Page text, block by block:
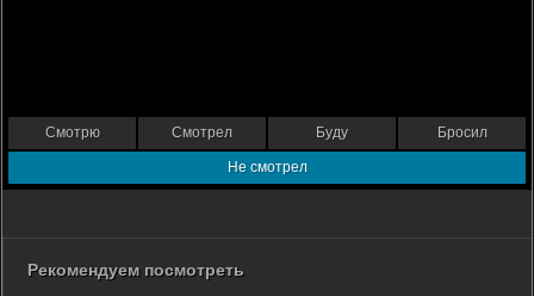
Смотрю Смотрел Буду Бросил
Не смотрел
Рекомендуем посмотреть